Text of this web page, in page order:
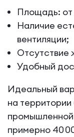
Площадь: от
Наличие
вентиляции;
Отсутствие
Удобный
Идеальный
на
примерно 40